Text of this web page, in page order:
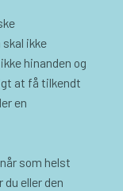
ikke
hinanden og
at få tilkendt
en
som helst
eller den